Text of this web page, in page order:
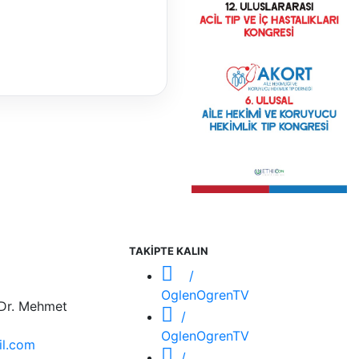
Mehmet
TAKİPTE KALIN
/
OglenOgrenTV
/
OglenOgrenTV